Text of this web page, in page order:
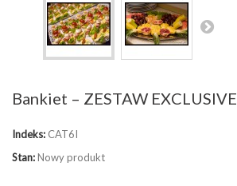
Bankiet – ZESTAW EXCLUSIVE
Indeks: CAT6I
Stan:Nowy produkt